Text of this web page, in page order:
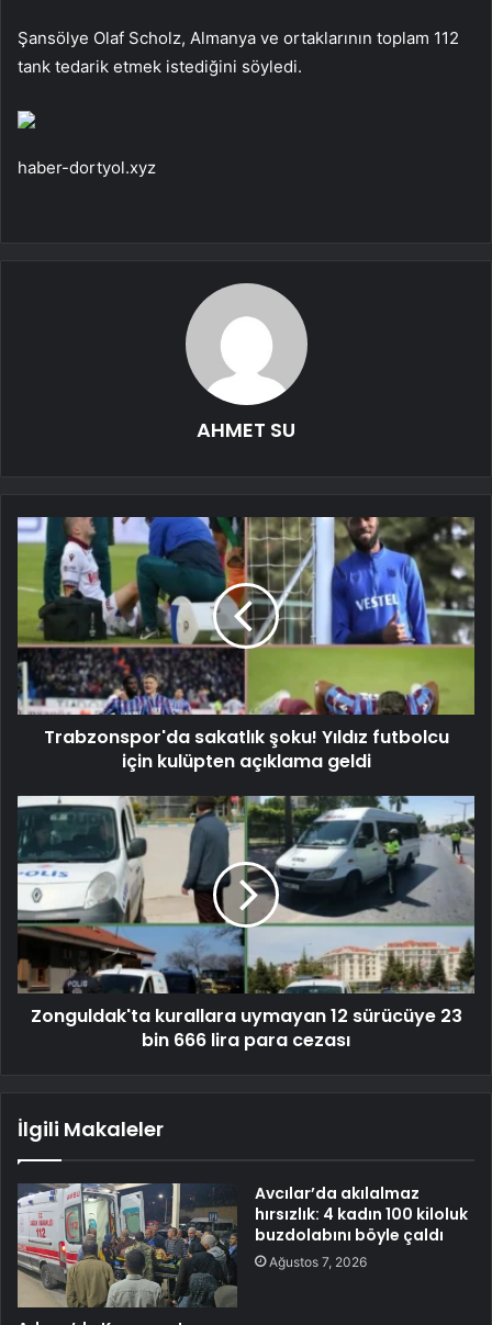
Şansölye Olaf Scholz, Almanya ve ortaklarının toplam 112
tank tedarik etmek istediğini söyledi.
haber-dortyol.xyz
AHMET SU
Trabzonspor'da sakatlık şoku! Yıldız futbolcu
için kulüpten açıklama geldi
Zonguldak'ta kurallara uymayan 12 sürücüye 23
bin 666 lira para cezası
İlgili Makaleler
Avcılar’da akılalmaz
hırsızlık: 4 kadın 100 kiloluk
buzdolabını böyle çaldı
Ağustos 7, 2026